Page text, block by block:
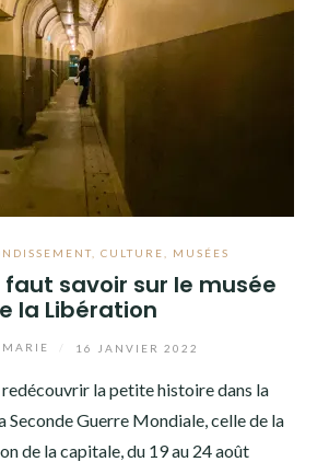
,CULTURE MUSÉES
faut savoir sur le musée
la Libération
MARIE 16 JANVIER 2022
la petite histoire dans la
Seconde Guerre Mondiale, celle de la
de la capitale, du 19 au 24 août